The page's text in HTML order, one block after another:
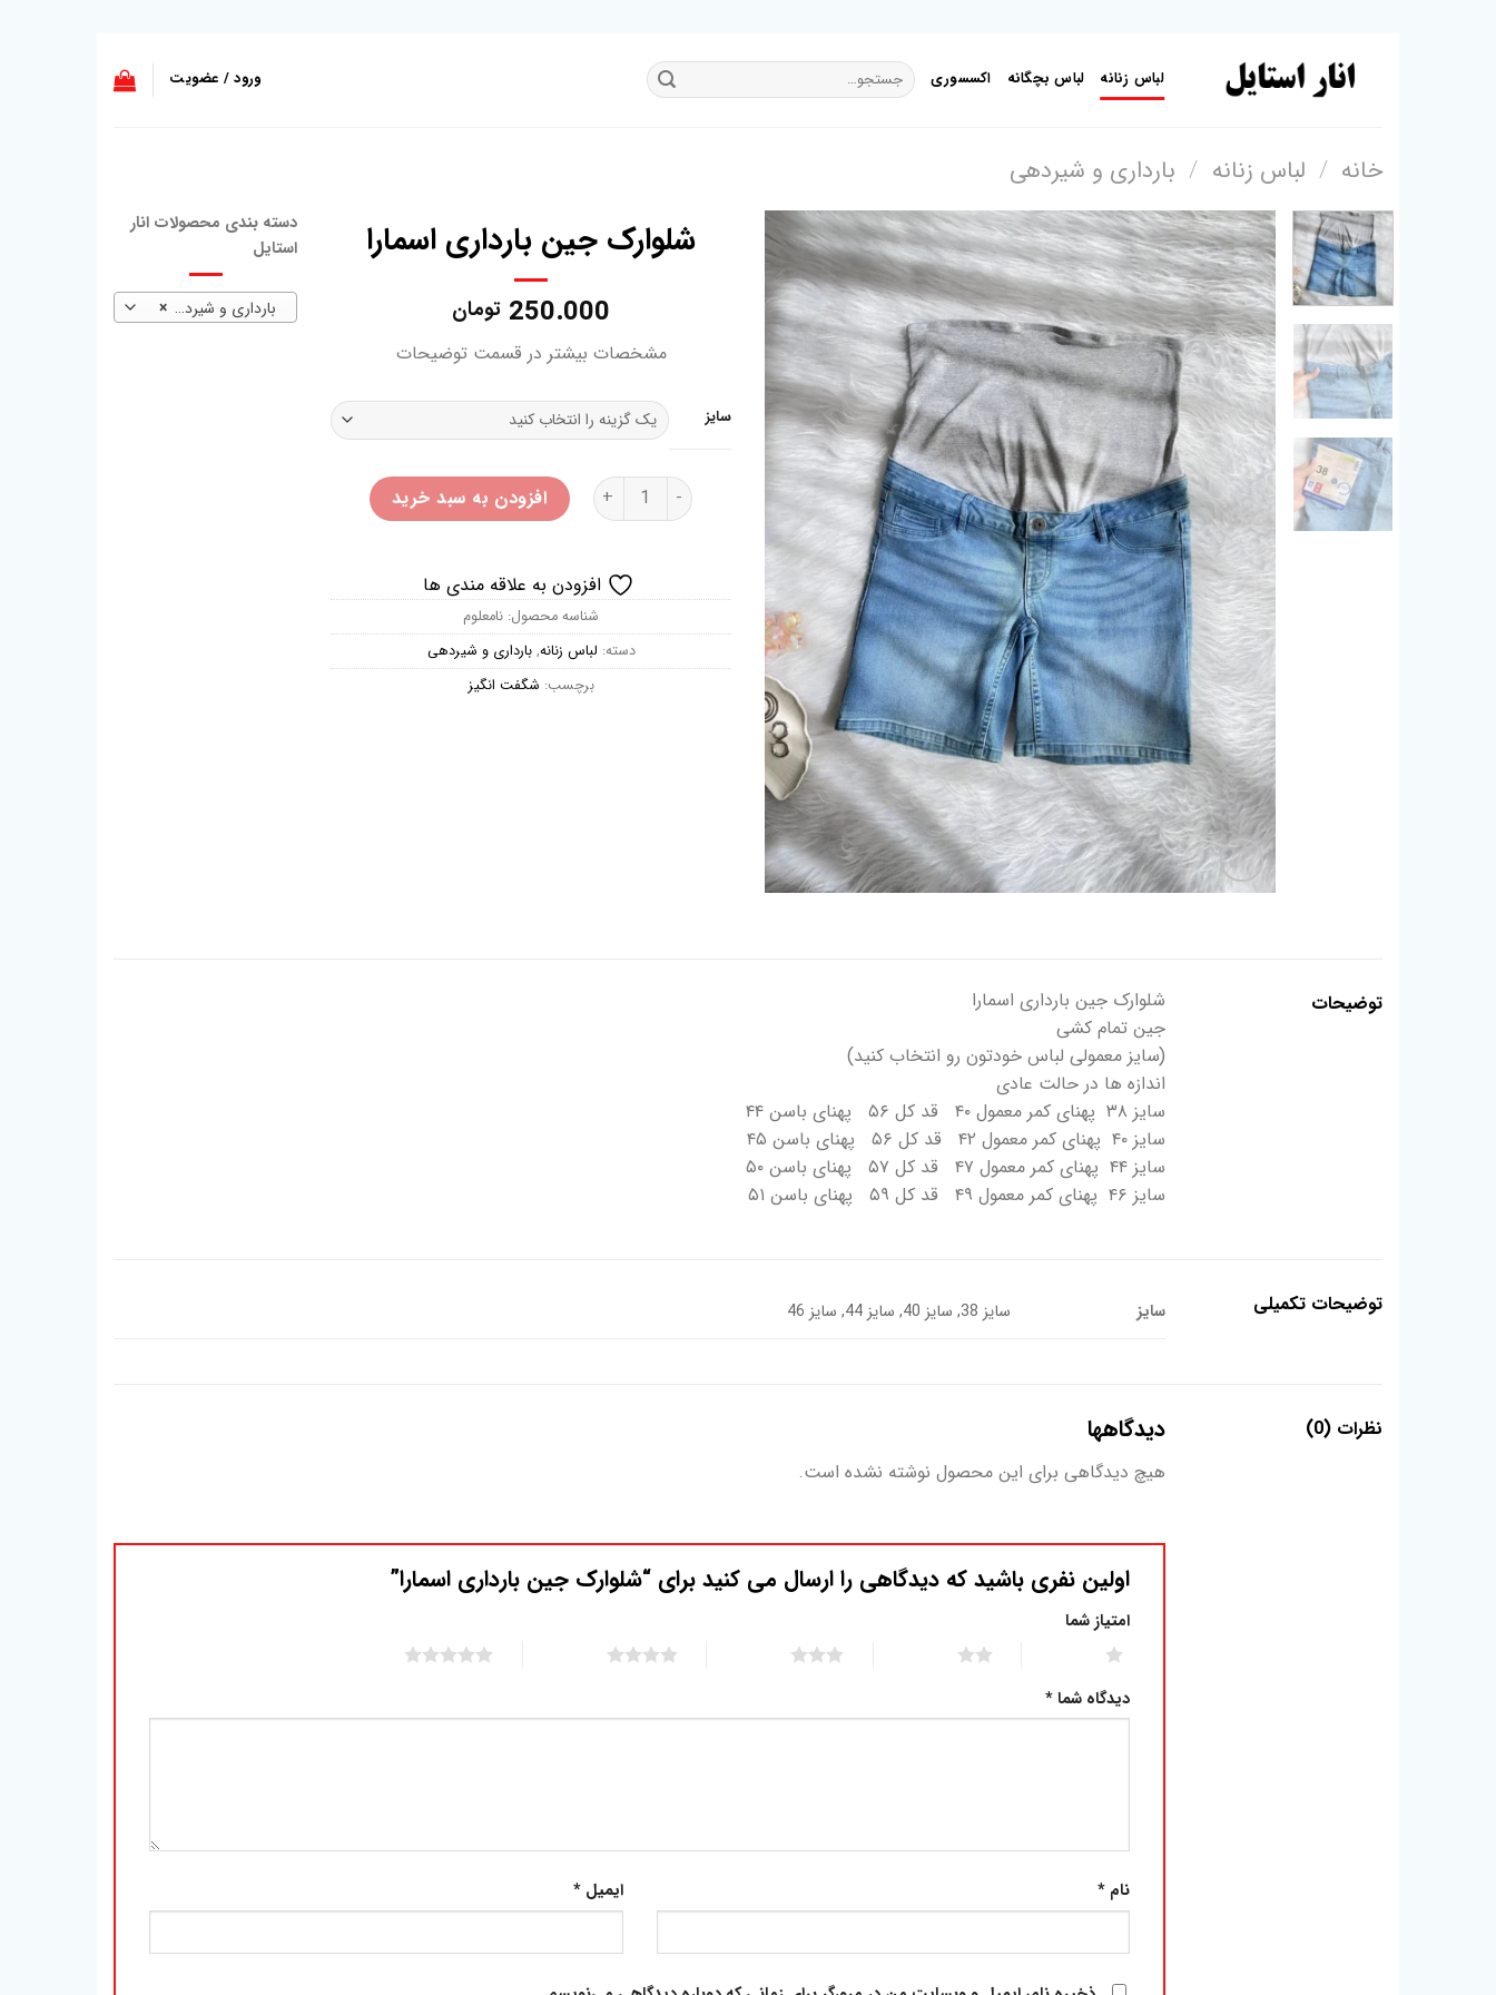
لباس زنانه لباس بچگانه اکسسوری
جستجو
برای:
ورود / عضویت
خانه / لباس زنانه / بارداری و شیردهی
افزودن
علاقه
مندی
شلوارک جین بارداری اسمارا
250.000 تومان
مشخصات بیشتر در قسمت توضیحات
سایز
شلوارک جین بارداری اسمارا عددافزودن به سبد خرید
افزودن به علاقه مندی ها
شناسه محصول: نامعلوم
دسته: لباس زنانه,بارداری و شیردهی
برچسب: شگفت انگیز
دسته بندی محصولات انار
استایل
× بارداری و شیردهی
توضیحات
شلوارک جین بارداری اسمارا
جین تمام کشی
(سایز معمولی لباس خودتون رو انتخاب کنید)
اندازه ها در حالت عادی
سایز ۳۸ پهنای کمر معمول ۴۰ قد کل ۵۶ پهنای باسن ۴۴
سایز ۴۰ پهنای کمر معمول ۴۲ قد کل ۵۶ پهنای باسن ۴۵
سایز ۴۴ پهنای کمر معمول ۴۷ قد کل ۵۷ پهنای باسن ۵۰
سایز ۴۶ پهنای کمر معمول ۴۹ قد کل ۵۹ پهنای باسن ۵۱
توضیحات تکمیلی سایز سایز 38, سایز 40, سایز 44, سایز 46
نظرات (0) دیدگاهها
هیچ دیدگاهی برای این محصول نوشته نشده است.
اولین نفری باشید که دیدگاهی را ارسال می کنید برای “شلوارک جین بارداری اسمارا”
امتیاز شما
دیدگاه شما*
نام * ایمیل*